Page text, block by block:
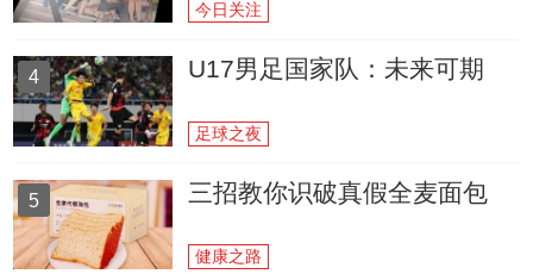
今日关注
4 U17男足国家队：未来可期
足球之夜
5 三招教你识破真假全麦面包
健康之路